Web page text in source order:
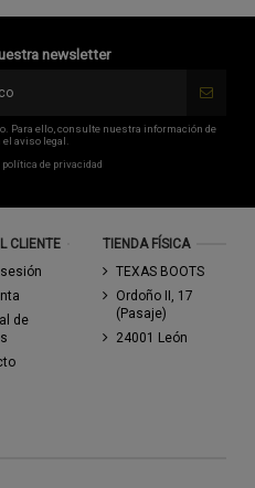
newsletter
Para ello, consulte nuestra información de
aviso legal.
política de privacidad
CLIENTE
de
TIENDA FÍSICA
TEXAS BOOTS
Ordoño II, 17
(Pasaje)
24001 León